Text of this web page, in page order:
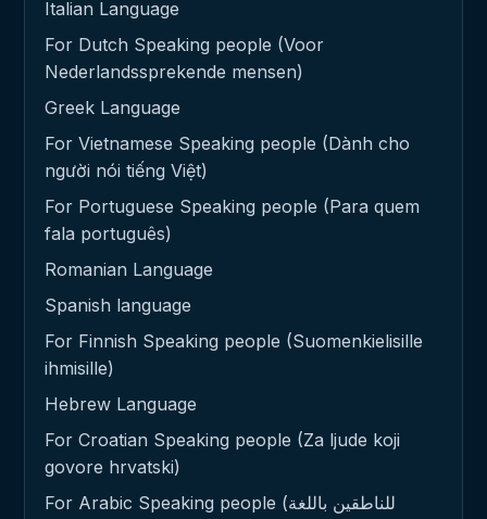
Italian Language
For Dutch Speaking people (Voor
Nederlandssprekende mensen)
Greek Language
For Vietnamese Speaking people (Dành cho
người nói tiếng Việt)
For Portuguese Speaking people (Para quem
fala português)
Romanian Language
Spanish language
For Finnish Speaking people (Suomenkielisille
ihmisille)
Hebrew Language
For Croatian Speaking people (Za ljude koji
govore hrvatski)
For Arabic Speaking people (للناطقين باللغة